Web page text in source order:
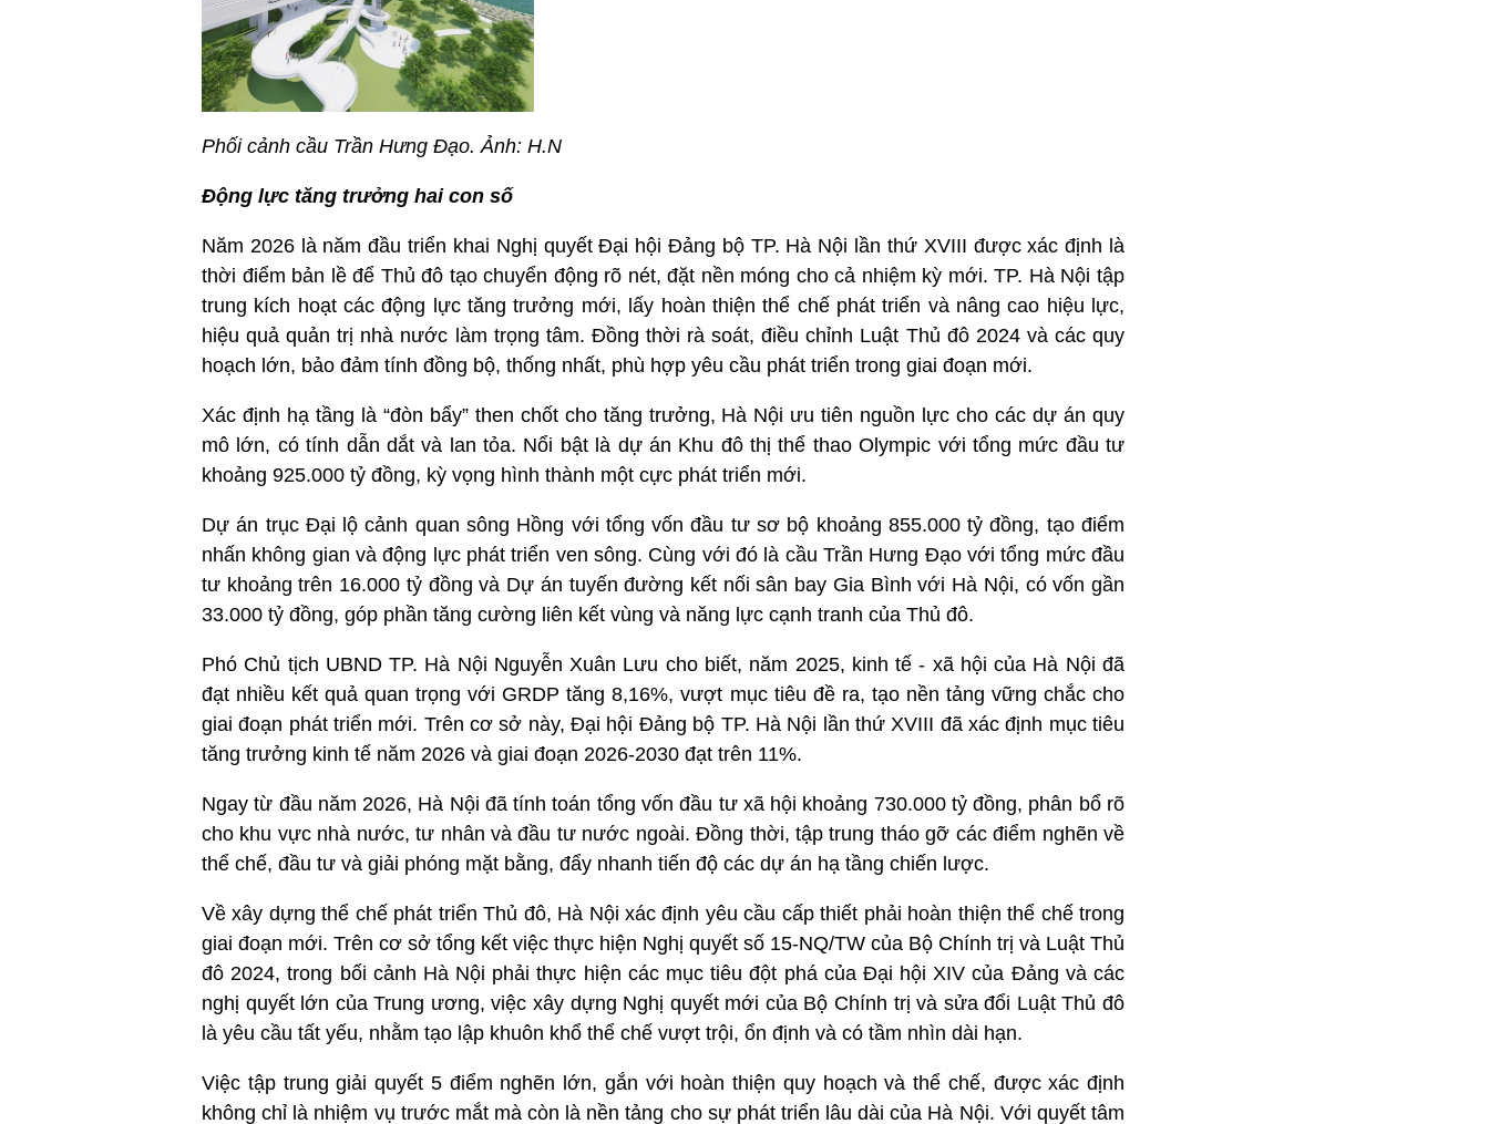
Phối cảnh cầu Trần Hưng Đạo. Ảnh: H.N
Động lực tăng trưởng hai con số
Năm 2026 là năm đầu triển khai Nghị quyết Đại hội Đảng bộ TP. Hà Nội lần thứ XVIII được xác định là
thời điểm bản lề để Thủ đô tạo chuyển động rõ nét, đặt nền móng cho cả nhiệm kỳ mới. TP. Hà Nội tập
trung kích hoạt các động lực tăng trưởng mới, lấy hoàn thiện thể chế phát triển và nâng cao hiệu lực,
hiệu quả quản trị nhà nước làm trọng tâm. Đồng thời rà soát, điều chỉnh Luật Thủ đô 2024 và các quy
hoạch lớn, bảo đảm tính đồng bộ, thống nhất, phù hợp yêu cầu phát triển trong giai đoạn mới.
Xác định hạ tầng là “đòn bẩy” then chốt cho tăng trưởng, Hà Nội ưu tiên nguồn lực cho các dự án quy
mô lớn, có tính dẫn dắt và lan tỏa. Nổi bật là dự án Khu đô thị thể thao Olympic với tổng mức đầu tư
khoảng 925.000 tỷ đồng, kỳ vọng hình thành một cực phát triển mới.
Dự án trục Đại lộ cảnh quan sông Hồng với tổng vốn đầu tư sơ bộ khoảng 855.000 tỷ đồng, tạo điểm
nhấn không gian và động lực phát triển ven sông. Cùng với đó là cầu Trần Hưng Đạo với tổng mức đầu
tư khoảng trên 16.000 tỷ đồng và Dự án tuyến đường kết nối sân bay Gia Bình với Hà Nội, có vốn gần
33.000 tỷ đồng, góp phần tăng cường liên kết vùng và năng lực cạnh tranh của Thủ đô.
Phó Chủ tịch UBND TP. Hà Nội Nguyễn Xuân Lưu cho biết, năm 2025, kinh tế - xã hội của Hà Nội đã
đạt nhiều kết quả quan trọng với GRDP tăng 8,16%, vượt mục tiêu đề ra, tạo nền tảng vững chắc cho
giai đoạn phát triển mới. Trên cơ sở này, Đại hội Đảng bộ TP. Hà Nội lần thứ XVIII đã xác định mục tiêu
tăng trưởng kinh tế năm 2026 và giai đoạn 2026-2030 đạt trên 11%.
Ngay từ đầu năm 2026, Hà Nội đã tính toán tổng vốn đầu tư xã hội khoảng 730.000 tỷ đồng, phân bổ rõ
cho khu vực nhà nước, tư nhân và đầu tư nước ngoài. Đồng thời, tập trung tháo gỡ các điểm nghẽn về
thể chế, đầu tư và giải phóng mặt bằng, đẩy nhanh tiến độ các dự án hạ tầng chiến lược.
Về xây dựng thể chế phát triển Thủ đô, Hà Nội xác định yêu cầu cấp thiết phải hoàn thiện thể chế trong
giai đoạn mới. Trên cơ sở tổng kết việc thực hiện Nghị quyết số 15-NQ/TW của Bộ Chính trị và Luật Thủ
đô 2024, trong bối cảnh Hà Nội phải thực hiện các mục tiêu đột phá của Đại hội XIV của Đảng và các
nghị quyết lớn của Trung ương, việc xây dựng Nghị quyết mới của Bộ Chính trị và sửa đổi Luật Thủ đô
là yêu cầu tất yếu, nhằm tạo lập khuôn khổ thể chế vượt trội, ổn định và có tầm nhìn dài hạn.
Việc tập trung giải quyết 5 điểm nghẽn lớn, gắn với hoàn thiện quy hoạch và thể chế, được xác định
không chỉ là nhiệm vụ trước mắt mà còn là nền tảng cho sự phát triển lâu dài của Hà Nội. Với quyết tâm